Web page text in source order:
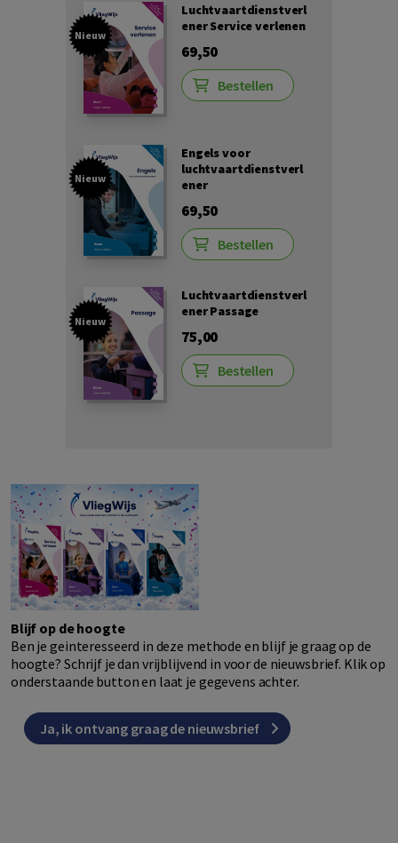
Nieuw
Luchtvaartdienstverl
ener Service verlenen
69,50
Bestellen
Nieuw
Engels voor
luchtvaartdienstverl
ener
69,50
Bestellen
Nieuw
Luchtvaartdienstverl
ener Passage
75,00
Bestellen
Blijf op de hoogte
Ben je geinteresseerd in deze methode en blijf je graag op de
hoogte? Schrijf je dan vrijblijvend in voor de nieuwsbrief. Klik op
onderstaande button en laat je gegevens achter.
Ja, ik ontvang graag de nieuwsbrief